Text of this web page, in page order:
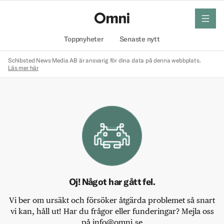
Toppnyheter Senaste nytt
meny
Schibsted News Media AB är ansvarig för dina data på denna webbplats.
Läs mer här
Oj! Något har gått fel.
Vi ber om ursäkt och försöker åtgärda problemet så snart
vi kan, håll ut! Har du frågor eller funderingar? Mejla oss